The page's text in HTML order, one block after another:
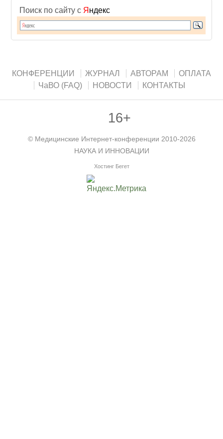
Поиск по сайту с Я ндекс
КОНФЕРЕНЦИИ ЖУРНАЛ АВТОРАМ
ОПЛАТА
ЧаВО (FAQ)
НОВОСТИ КОНТАКТЫ
16+
© Медицинские Интернет-конференции 2010-2026
НАУКА И ИННОВАЦИИ
Хостинг Бегет